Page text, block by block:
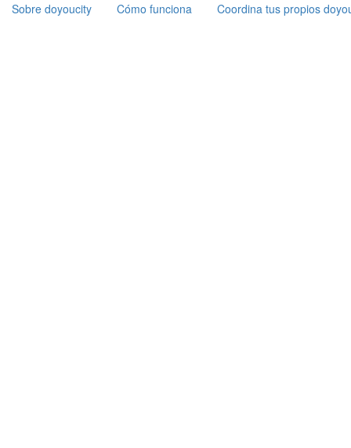
Sobre doyoucity Cómo funciona Coordina tus propios